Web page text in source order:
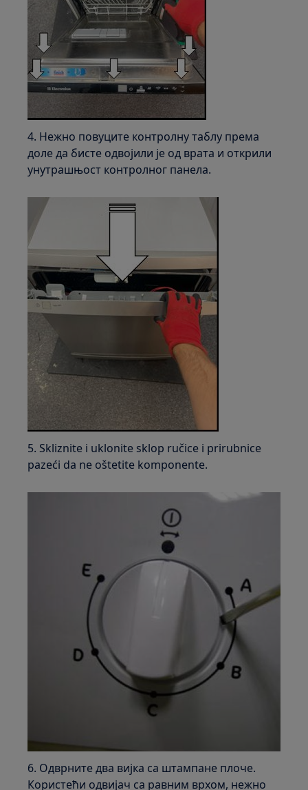
4. Нежно повуците контролну таблу према
доле да бисте одвојили је од врата и открили
унутрашњост контролног панела.
5. Skliznite i uklonite sklop ručice i prirubnice
pazeći da ne oštetite komponente.
6. Одврните два вијка са штампане плоче.
Користећи одвијач са равним врхом, нежно